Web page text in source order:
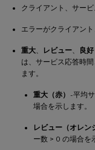
クライアント、サー
エラーがクライアン
重大 レビュー 良好
は、サービス応答時
ます。
重大（赤） - 平均
場合を示します。
レビュー（オレン
ー数 > 0 の場合を